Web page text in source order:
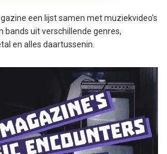
een lijst samen met muziekvideo’s
bands uit verschillende genres,
en alles daartussenin.